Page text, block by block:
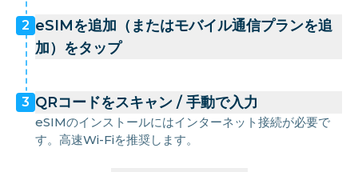
2 eSIMを追加（またはモバイル通信プランを追
加）をタップ
3 QRコードをスキャン / 手動で入力
eSIMのインストールにはインターネット接続が必要で
す。高速Wi-Fiを推奨します。